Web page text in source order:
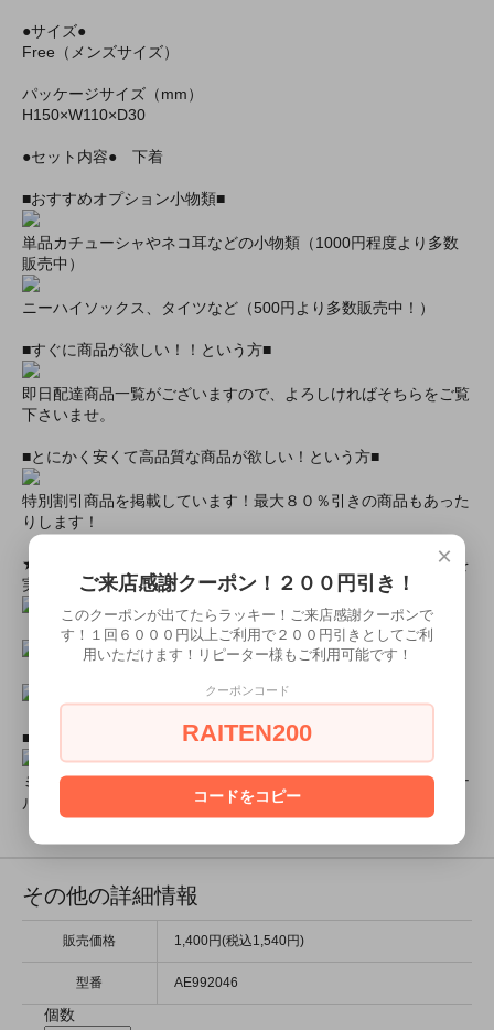
●サイズ●
Free（メンズサイズ）
パッケージサイズ（mm）
H150×W110×D30
●セット内容● 下着
■おすすめオプション小物類■
単品カチューシャやネコ耳などの小物類（1000円程度より多数
販売中）
ニーハイソックス、タイツなど（500円より多数販売中！）
■すぐに商品が欲しい！！という方■
即日配達商品一覧がございますので、よろしければそちらをご覧
下さいませ。
■とにかく安くて高品質な商品が欲しい！という方■
特別割引商品を掲載しています！最大８０％引きの商品もあった
りします！
★ミアカフェ・ミアリラではミアコス衣装を着用したイベントを
実施中★
■ミアコスモデル＆カフェオリジナルグッズショップ■
ミアコスチュームモデル撮影元サイズ画像やミアカフェオリジナ
ルグッズ販売中！
その他の詳細情報
販売価格 1,400円(税込1,540円)
型番 AE992046
個数
×
ご来店感謝クーポン！２００円引き！
このクーポンが出てたらラッキー！ご来店感謝クーポンで
す！１回６０００円以上ご利用で２００円引きとしてご利
用いただけます！リピーター様もご利用可能です！
クーポンコード
RAITEN200
コードをコピー